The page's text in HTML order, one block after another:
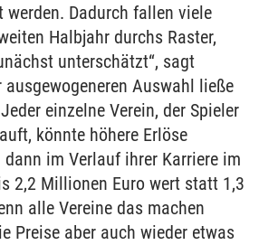
werden. Dadurch fallen viele
Halbjahr durchs Raster,
unterschätzt“, sagt
ausgewogeneren Auswahl ließe
einzelne Verein, der Spieler
könnte höhere Erlöse
dann im Verlauf ihrer Karriere im
2,2 Millionen Euro wert statt 1,3
alle Vereine das machen
Preise aber auch wieder etwas